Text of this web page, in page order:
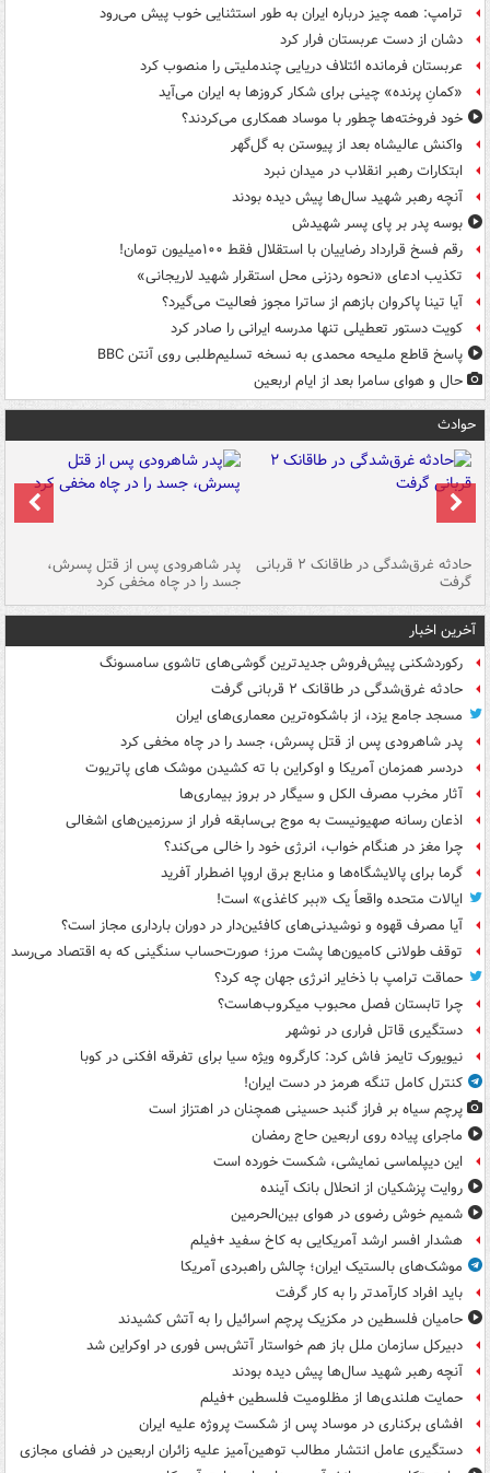
ترامپ: همه چیز درباره ایران به طور استثنایی خوب پیش می‌رود
دشان از دست عربستان فرار کرد
عربستان فرمانده ائتلاف دریایی چندملیتی را منصوب کرد
«کمانِ پرنده» چینی برای شکار کروزها به ایران می‌آید
خود فروخته‌ها چطور با موساد همکاری می‌کردند؟
واکنش عالیشاه بعد از پیوستن به گل‌گهر
ابتکارات رهبر انقلاب در میدان نبرد
آنچه رهبر شهید سال‌ها پیش دیده بودند
بوسه‌ پدر بر پای پسر شهیدش
رقم فسخ قرارداد رضاییان با استقلال فقط ۱۰۰میلیون تومان!
تکذیب ادعای «نحوه ردزنی محل استقرار شهید لاریجانی»
آیا تینا پاکروان بازهم از ساترا مجوز فعالیت می‌گیرد؟
کویت دستور تعطیلی تنها مدرسه ایرانی را صادر کرد
پاسخ قاطع ملیحه محمدی به نسخه تسلیم‌طلبی روی آنتن BBC
حال و هوای سامرا بعد از ایام اربعین
حوادث
حادثه غرق‌شدگی در طاقانک ۲ قربانی
گرفت
پدر شاهرودی پس از قتل پسرش،
جسد را در چاه مخفی کرد
آخرین اخبار
رکوردشکنی پیش‌فروش جدیدترین گوشی‌های تاشوی سامسونگ
حادثه غرق‌شدگی در طاقانک ۲ قربانی گرفت
مسجد جامع یزد، از باشکوه‌ترین معماری‌های ایران
پدر شاهرودی پس از قتل پسرش، جسد را در چاه مخفی کرد
دردسر همزمان آمریکا و اوکراین با ته کشیدن موشک های پاتریوت
آثار مخرب مصرف الکل و سیگار در بروز بیماری‌ها
اذعان رسانه صهیونیست به موج بی‌سابقه فرار از سرزمین‌های اشغالی
چرا مغز در هنگام خواب، انرژی خود را خالی می‌کند؟
گرما برای پالایشگاه‌ها و منابع برق اروپا اضطرار آفرید
ایالات متحده واقعاً یک «ببر کاغذی» است!
آیا مصرف قهوه و نوشیدنی‌های کافئین‌دار در دوران بارداری مجاز است؟
توقف طولانی کامیون‌ها پشت مرز؛ صورت‌حساب سنگینی که به اقتصاد می‌رسد
حماقت ترامپ با ذخایر انرژی جهان چه کرد؟
چرا تابستان فصل محبوب میکروب‌هاست؟
دستگیری قاتل فراری در نوشهر
نیویورک تایمز فاش کرد: کارگروه ویژه سیا برای تفرقه افکنی در کوبا
کنترل کامل تنگه هرمز در دست ایران!
پرچم سیاه بر فراز گنبد حسینی همچنان در اهتزاز است
ماجرای پیاده روی اربعین حاج رمضان
این دیپلماسی نمایشی، شکست خورده است
روایت پزشکیان از انحلال بانک آینده
شمیم خوش رضوی در هوای بین‌الحرمین
هشدار افسر ارشد آمریکایی به کاخ سفید +فیلم
موشک‌های بالستیک ایران؛ چالش راهبردی آمریکا
باید افراد کارآمدتر را به کار گرفت
حامیان فلسطین در مکزیک پرچم اسرائیل را به آتش کشیدند
دبیرکل سازمان ملل باز هم خواستار آتش‌بس فوری در اوکراین شد
آنچه رهبر شهید سال‌ها پیش دیده بودند
حمایت هلندی‌ها از مظلومیت فلسطین +فیلم
افشای برکناری در موساد پس از شکست پروژه علیه ایران
دستگیری عامل انتشار مطالب توهین‌آمیز علیه زائران اربعین در فضای مجازی